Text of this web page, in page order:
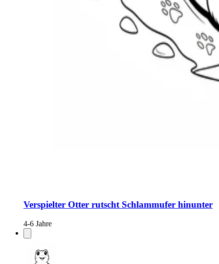
Verspielter Otter rutscht Schlammufer hinunter
4-6 Jahre